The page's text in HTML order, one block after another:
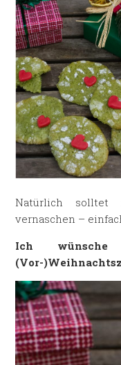
Natürlich solltet
vernaschen –
Ich
(Vor-